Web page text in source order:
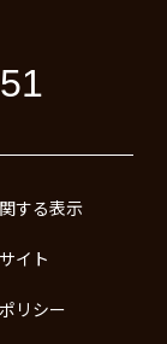
する表示
イト
リシー